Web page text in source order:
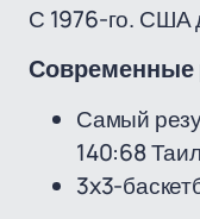
С 1976-го. США
Современные
Самый
140:68
3x3-